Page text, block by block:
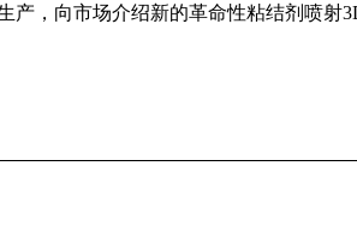
，向市场介绍新的革命性粘结剂喷射